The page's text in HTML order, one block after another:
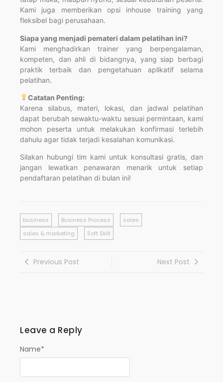
Kami juga memberikan opsi inhouse training yang
fleksibel bagi perusahaan.
Siapa yang menjadi pemateri dalam pelatihan ini?
Kami menghadirkan trainer yang berpengalaman,
kompeten, dan ahli di bidangnya, yang siap berbagi
praktik terbaik dan pengetahuan aplikatif selama
pelatihan.
Catatan Penting:
Karena silabus, materi, lokasi, dan jadwal pelatihan
dapat berubah sewaktu-waktu sesuai permintaan, kami
mohon peserta untuk melakukan konfirmasi terlebih
dahulu agar tidak terjadi kesalahan komunikasi.
Silakan hubungi tim kami untuk konsultasi gratis, dan
jangan lewatkan penawaran menarik untuk setiap
pendaftaran pelatihan di bulan ini!
business Business Process
sales
sales & marketing
Soft Skill
Previous Post Next Post
Leave a Reply
Name*